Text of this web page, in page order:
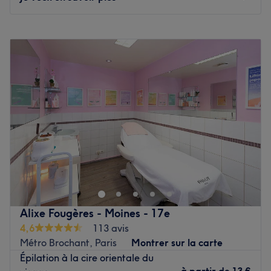
du visage et la beauté du regard.
Voir le salon
Mardi
10:00–18:00
Jeudi
Vendredi
10:00
Samedi
Fermé
Dimanche
Fermé
Pascale Hage "Côté Esthétique" est une jolie cabine dans
un salon de coiffure situé dans le 2ᵉ arrondissement de
Paris, dans le quartier d'Opéra, à proximité de la place
Vendôme et à deux pas de la mythique salle de
spectacle de l'Olympia.
Un accueil des plus chaleureux vous est réservé dans ce
cadre intimiste orné de noir et de blanc, où modernité et
design sont les maîtres-mots.
Alixe Fougères - Moines - 17e
4,6
113 avis
Métro Brochant, Paris
Montrer sur la carte
Épilation à la cire orientale du